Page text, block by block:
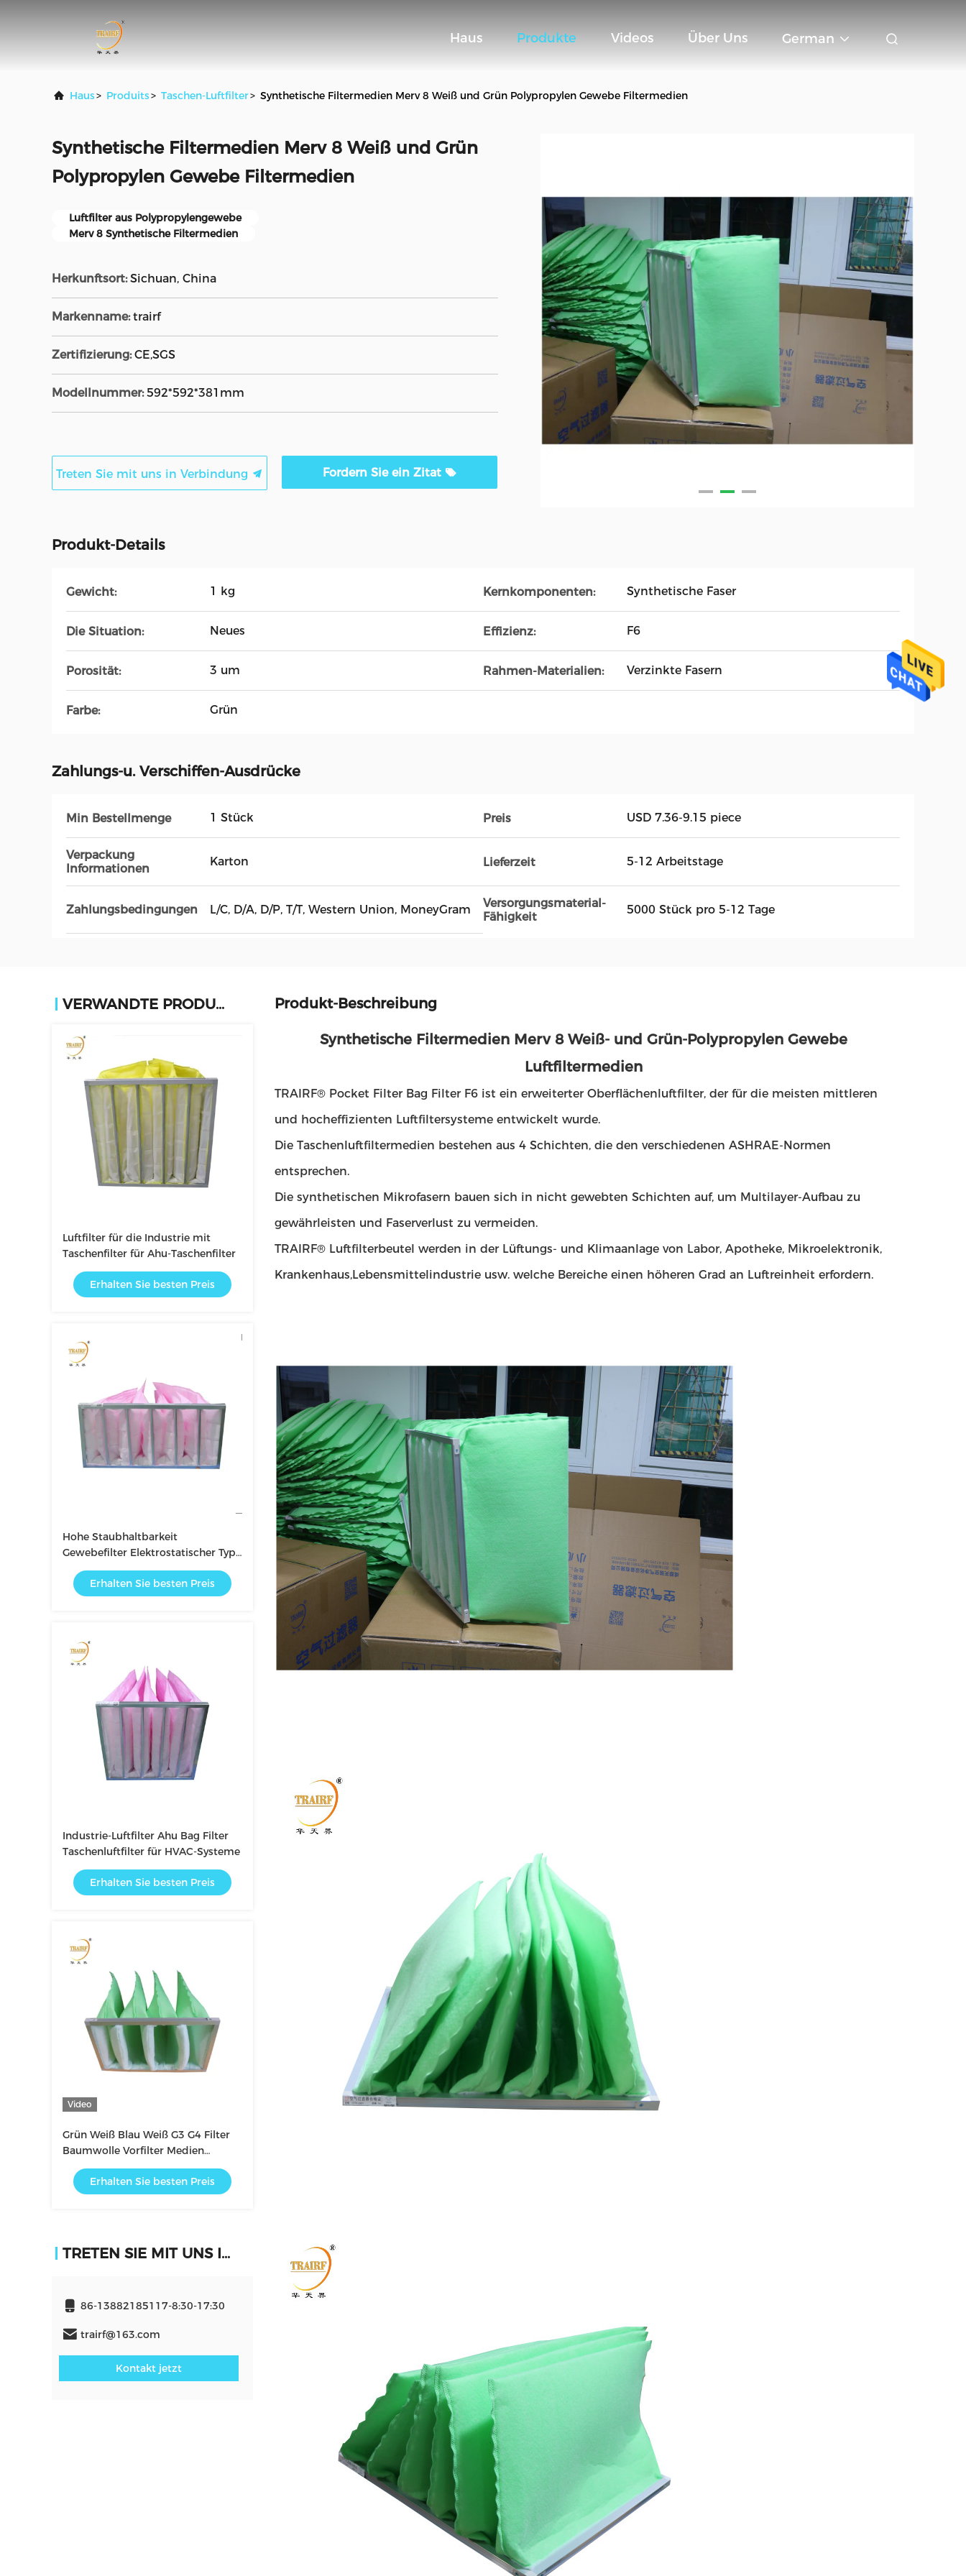
Haus Produkte Videos Über Uns German
Haus> Produits> Taschen-Luftfilter> Synthetische Filtermedien Merv 8 Weiß und Grün Polypropylen Gewebe Filtermedien
Synthetische Filtermedien Merv 8 Weiß und Grün
Polypropylen Gewebe Filtermedien
Luftfilter aus Polypropylengewebe
Merv 8 Synthetische Filtermedien
Herkunftsort: Sichuan, China
Markenname: trairf
Zertifizierung: CE,SGS
Modellnummer: 592*592*381mm
Treten Sie mit uns in Verbindung Fordern Sie ein Zitat
Produkt-Details
Gewicht: 1 kg Kernkomponenten: Synthetische Faser
Die Situation: Neues Effizienz: F6
Porosität: 3 um Rahmen-Materialien: Verzinkte Fasern
Farbe: Grün
Zahlungs-u. Verschiffen-Ausdrücke
Min Bestellmenge 1 Stück Preis USD 7.36-9.15 piece
Verpackung
Informationen
Karton Lieferzeit 5-12 Arbeitstage
Zahlungsbedingungen L/C, D/A, D/P, T/T, Western Union, MoneyGram
Versorgungsmaterial-
Fähigkeit
5000 Stück pro 5-12 Tage
VERWANDTE PRODUKTE
Luftfilter für die Industrie mit
Taschenfilter für Ahu-Taschenfilter
Erhalten Sie besten Preis
Hohe Staubhaltbarkeit
Gewebefilter Elektrostatischer Typ
Tasche
Erhalten Sie besten Preis
Industrie-Luftfilter Ahu Bag Filter
Taschenluftfilter für HVAC-Systeme
Erhalten Sie besten Preis
Video
Grün Weiß Blau Weiß G3 G4 Filter
Baumwolle Vorfilter Medien
Luftfilter
Erhalten Sie besten Preis
TRETEN SIE MIT UNS IN VERBINDUNG
86-13882185117-8:30-17:30
trairf@163.com
Kontakt jetzt
Produkt-Beschreibung
Synthetische Filtermedien Merv 8 Weiß- und Grün-Polypropylen Gewebe
Luftfiltermedien
TRAIRF® Pocket Filter Bag Filter F6 ist ein erweiterter Oberflächenluftfilter, der für die meisten mittleren
und hocheffizienten Luftfiltersysteme entwickelt wurde.
Die Taschenluftfiltermedien bestehen aus 4 Schichten, die den verschiedenen ASHRAE-Normen
entsprechen.
Die synthetischen Mikrofasern bauen sich in nicht gewebten Schichten auf, um Multilayer-Aufbau zu
gewährleisten und Faserverlust zu vermeiden.
TRAIRF® Luftfilterbeutel werden in der Lüftungs- und Klimaanlage von Labor, Apotheke, Mikroelektronik,
Krankenhaus,Lebensmittelindustrie usw. welche Bereiche einen höheren Grad an Luftreinheit erfordern.